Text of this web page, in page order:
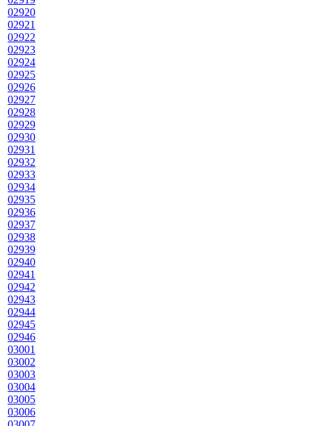
02920
02921
02922
02923
02924
02925
02926
02927
02928
02929
02930
02931
02932
02933
02934
02935
02936
02937
02938
02939
02940
02941
02942
02943
02944
02945
02946
03001
03002
03003
03004
03005
03006